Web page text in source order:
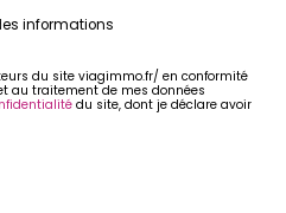
informations
du site viagimmo.fr/ en conformité
au traitement de mes données
du site, dont je déclare avoir